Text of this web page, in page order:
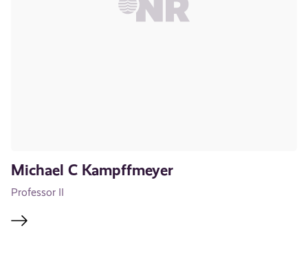
Michael C Kampffmeyer
Professor II